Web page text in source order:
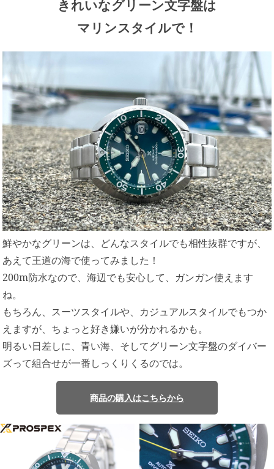
きれいなグリーン文字盤は
マリンスタイルで！
鮮やかなグリーンは、どんなスタイルでも相性抜群ですが、
あえて王道の海で使ってみました！
200m防水なので、海辺でも安心して、ガンガン使えます
ね。
もちろん、スーツスタイルや、カジュアルスタイルでもつか
えますが、ちょっと好き嫌いが分かれるかも。
明るい日差しに、青い海、そしてグリーン文字盤のダイバー
ズって組合せが一番しっくりくるのでは。
商品の購入はこちらから